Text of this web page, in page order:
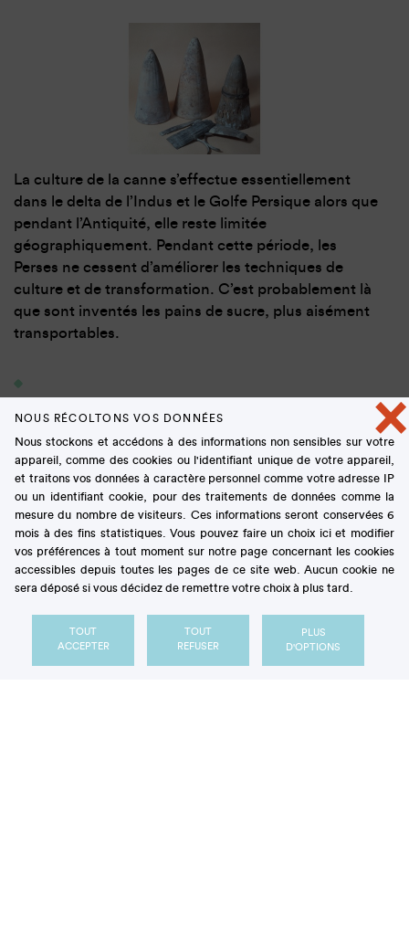
La culture de la canne s’effectue essentiellement
dans le delta de l’Indus et le Golfe Persique alors que
pendant l’Antiquité, elle reste limitée
géographiquement. Pendant cette période, les
Perses ne cessent d’améliorer les techniques de
culture et de transformation. C’est probablement là
que sont inventés les pains de sucre, plus aisément
transportables.
VIIe siècle ×
NOUS RÉCOLTONS VOS DONNÉES
Nous stockons et accédons à des informations non sensibles sur votre
appareil, comme des cookies ou l'identifiant unique de votre appareil,
et traitons vos données à caractère personnel comme votre adresse IP
ou un identifiant cookie, pour des traitements de données comme la
mesure du nombre de visiteurs. Ces informations seront conservées 6
mois à des fins statistiques. Vous pouvez faire un choix ici et modifier
vos préférences à tout moment sur notre page concernant les cookies
accessibles depuis toutes les pages de ce site web. Aucun cookie ne
sera déposé si vous décidez de remettre votre choix à plus tard.
TOUT
ACCEPTER
TOUT
REFUSER
PLUS
D'OPTIONS